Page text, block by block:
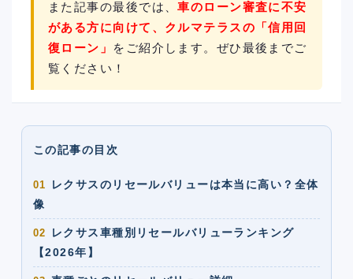
また記事の最後では、車のローン審査に不安
がある方に向けて、クルマテラスの「信用回
復ローン」
をご紹介します。ぜひ最後までご
覧ください！
この記事の目次
01
レクサスのリセールバリューは本当に高い？全体
像
02
レクサス車種別リセールバリューランキング
【2026年】